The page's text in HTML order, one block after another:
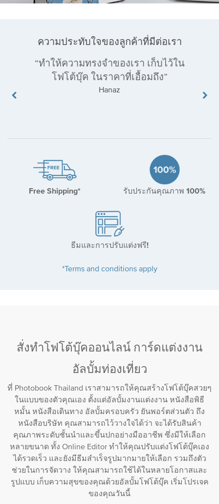
ความประทับใจของลูกค้าที่มีต่อเรา
ประทับใจในการบริการลูกค้า และ
คุณภาพสินค้าดีมาก!
Fairus F
Free Shipping* รับประกันคุณภาพ 100%
ธีมและการปรับแต่งฟรี!
*Terms and conditions apply
สั่งทำโฟโต้บุ๊คออนไลน์ การ์ดแต่งงาน
อัลบั้มท่องเที่ยว
ที่ Photobook Thailand เราสามารถให้คุณสร้างโฟโต้บุ๊คสวยๆ
ในแบบของตัวคุณเอง ตั้งแต่อัลบั้มงานแต่งงาน หนังสือพิธี
หมั้น หนังสือเดินทาง อัลบั้มครอบครัว ยันพอร์ตส่วนตัว ถึง
หนังสือบริษัท คุณสามารถไว้วางใจได้ว่า จะได้รับสินค้า
คุณภาพระดับชั้นนำและขึ้นปกอย่างมืออาชีพ ซึ่งมีให้เลือก
หลายขนาด ทั้ง Online Editor ทำให้คุณปรับแต่งโฟโต้บุ๊คเอง
ได้รวดเร็ว และยังมีธีมสำเร็จรูปมากมายให้เลือก รวมถึงตัว
ช่วยในการจัดวาง ให้คุณสามารถใช้ได้ในหลายโอกาสและ
รูปแบบ เก็บความสุขของคุณด้วยอัลบั้มโฟโต้บุ๊ค เริ่มโปรเจค
ของคุณวันนี้